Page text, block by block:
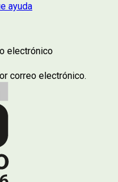
ayuda
electrónico
correo electrónico.